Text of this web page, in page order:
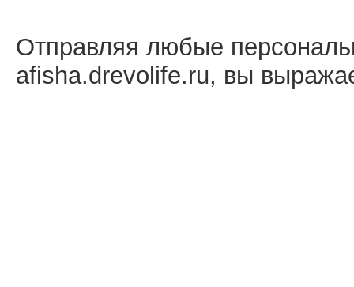
Отправляя любые
afisha.drevolife.ru, вы